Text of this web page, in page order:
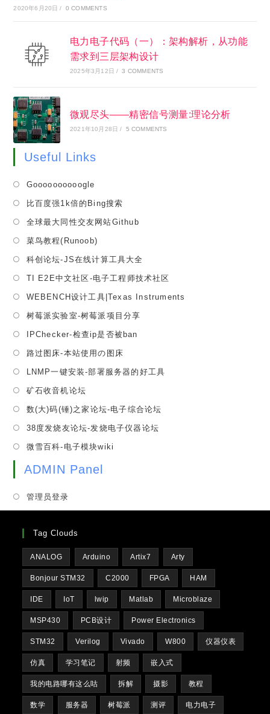
2020年6月20日 / 0 COMMENTS
电力电子代码（一）：架构解析，从功能
需求到三层架构设计
2025年3月12日 / 3 COMMENTS
微观尽头——精密信号测量:理论分析
2021年10月28日 / 5 COMMENTS
Useful Links
Goooooooooogle
new
tab
比百度强1k倍的Bing搜索
tab
全球最大同性交友网站GithubOpens
new
tab
菜鸟教程(Runoob)
a
new
tab
科创论坛-JS在线计算工具大全
a
new
TI E2E中文社区-电子工程师技术社区
WEBENCH设计工具|Texas Instruments
树莓派实验室-树莓派项目分享
tab
IPChecker-检查ip是否被ban
new
路过图床-本站使用の图床
a
tab
LNMP一键安装-部署服务器的好工具
矿石收音机论坛
a
new
tab
数(大)码(锤)之家论坛-电子综合论坛
38度发烧友论坛-发烧电子仪器论坛
微雪百科-电子模块wiki
ADMIN Panel
管理员登录
Tag Clouds
ANALOG Arduino Artix7 Arty
Bonjour STM32 C2000 FPGA HAM
IDE IoT lwip Matlab Microblaze
MSP430 PCB设计 Power Electronics
STM32 Verilog Vivado W800 仪器仪表
仿真 学习笔记 射频 嵌入式
我的电路哪有这么咕 拆解 摄影 教程
数学 服务器 树莓派 测评 电力电子